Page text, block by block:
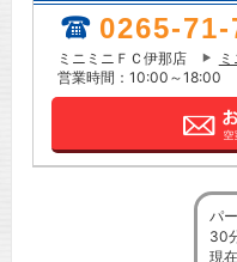
0265-71-
ミニミニＦＣ伊那店
営業時間：10:00～18:00
パ
30
現